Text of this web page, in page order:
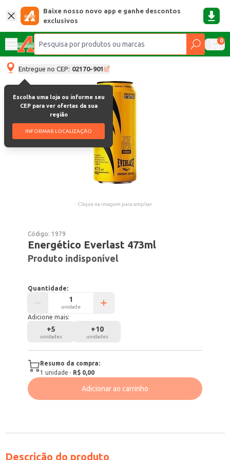
Baixe nosso novo app e ganhe descontos
exclusivos
0
Entregue no CEP: 02170-901
Escolha uma loja ou informe seu
CEP para ver ofertas da sua
região
INFORMAR LOCALIZAÇÃO
Clique na imagem para ampliar.
Código: 1979
Energético Everlast 473ml
Produto indisponível
Quantidade:
unidade
Adicione mais:
+5
unidades
+10
unidades
Resumo da compra:
1 unidade · R$ 0,00
Adicionar ao carrinho
Descrição do produto